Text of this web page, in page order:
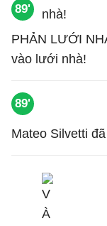
89'
PHẢN LƯỚI
vào lưới nhà!
89'
Mateo Silvetti